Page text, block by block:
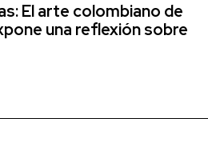
El arte colombiano de
una reflexión sobre